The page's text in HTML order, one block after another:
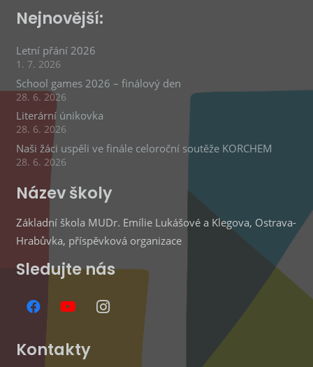
Nejnovější:
Letní přání 2026
1. 7. 2026
School games 2026 – finálový den
28. 6. 2026
Literární únikovka
28. 6. 2026
Naši žáci uspěli ve finále celoroční soutěže KORCHEM
28. 6. 2026
Název školy
Základní škola MUDr. Emílie Lukášové a Klegova, Ostrava-
Hrabůvka, příspěvková organizace
Sledujte nás
Kontakty